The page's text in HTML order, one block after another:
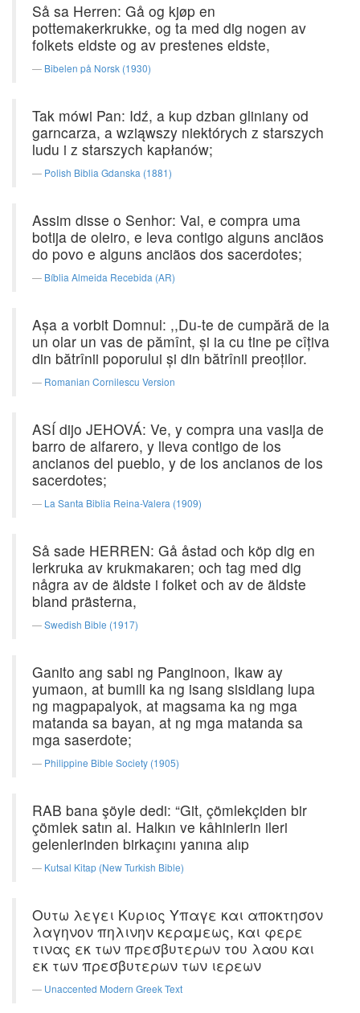
Så sa Herren: Gå og kjøp en
pottemakerkrukke, og ta med dig nogen av
folkets eldste og av prestenes eldste,
Bibelen på Norsk (1930)
Tak mówi Pan: Idź, a kup dzban gliniany od
garncarza, a wziąwszy niektórych z starszych
ludu i z starszych kapłanów;
Polish Biblia Gdanska (1881)
Assim disse o Senhor: Vai, e compra uma
botija de oleiro, e leva contigo alguns anciãos
do povo e alguns anciãos dos sacerdotes;
Bíblia Almeida Recebida (AR)
Aşa a vorbit Domnul: ,,Du-te de cumpără de la
un olar un vas de pămînt, şi ia cu tine pe cîţiva
din bătrînii poporului şi din bătrînii preoţilor.
Romanian Cornilescu Version
ASÍ dijo JEHOVÁ: Ve, y compra una vasija de
barro de alfarero, y lleva contigo de los
ancianos del pueblo, y de los ancianos de los
sacerdotes;
La Santa Biblia Reina-Valera (1909)
Så sade HERREN: Gå åstad och köp dig en
lerkruka av krukmakaren; och tag med dig
några av de äldste i folket och av de äldste
bland prästerna,
Swedish Bible (1917)
Ganito ang sabi ng Panginoon, Ikaw ay
yumaon, at bumili ka ng isang sisidlang lupa
ng magpapalyok, at magsama ka ng mga
matanda sa bayan, at ng mga matanda sa
mga saserdote;
Philippine Bible Society (1905)
RAB bana şöyle dedi: “Git, çömlekçiden bir
çömlek satın al. Halkın ve kâhinlerin ileri
gelenlerinden birkaçını yanına alıp
Kutsal Kitap (New Turkish Bible)
Ουτω λεγει Κυριος Υπαγε και αποκτησον
λαγηνον πηλινην κεραμεως, και φερε
τινας εκ των πρεσβυτερων του λαου και
εκ των πρεσβυτερων των ιερεων
Unaccented Modern Greek Text